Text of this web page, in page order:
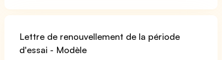
Lettre de renouvellement de la période
d'essai - Modèle